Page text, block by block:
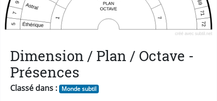
Dimension / Plan / Octave -
Présences
Classé dans : Monde subtil